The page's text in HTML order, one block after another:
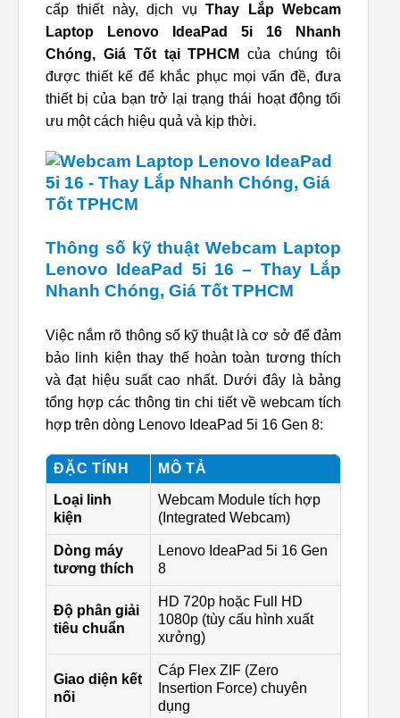
cấp thiết này, dịch vụThay Lắp Webcam
Laptop Lenovo IdeaPad 5i 16 Nhanh
Chóng, Giá Tốt tại TPHCM
của chúng tôi
được thiết kế để khắc phục mọi vấn đề, đưa
thiết bị của bạn trở lại trạng thái hoạt động tối
ưu một cách hiệu quả và kịp thời.
Thông số kỹ thuật Webcam Laptop
Lenovo IdeaPad 5i 16 – Thay Lắp
Nhanh Chóng, Giá Tốt TPHCM
Việc nắm rõ thông số kỹ thuật là cơ sở để đảm
bảo linh kiện thay thế hoàn toàn tương thích
và đạt hiệu suất cao nhất. Dưới đây là bảng
tổng hợp các thông tin chi tiết về webcam tích
hợp trên dòng Lenovo IdeaPad 5i 16 Gen 8:
ĐẶC TÍNH MÔ TẢ
Loại linh
kiện
Webcam Module tích hợp
(Integrated Webcam)
Dòng máy
tương thích
Lenovo IdeaPad 5i 16 Gen
8
Độ phân giải
tiêu chuẩn
HD 720p hoặc Full HD
1080p (tùy cấu hình xuất
xưởng)
Giao diện kết
nối
Cáp Flex ZIF (Zero
Insertion Force) chuyên
dụng